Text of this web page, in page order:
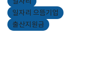
일자리 으뜸기업
출산지원금